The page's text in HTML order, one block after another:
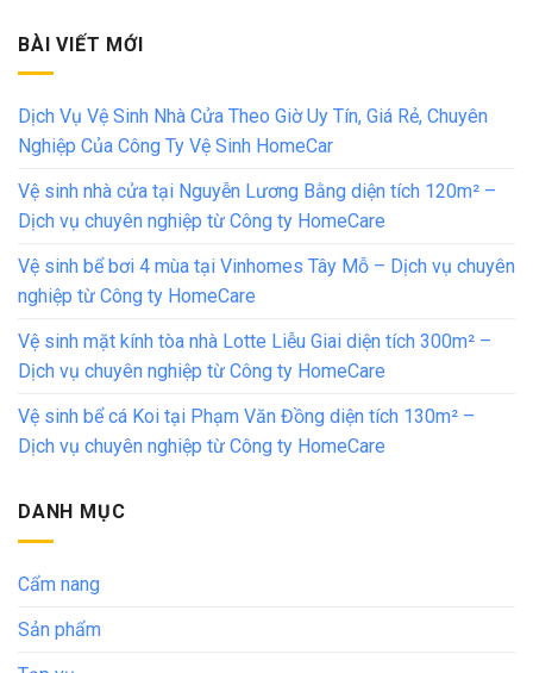
BÀI VIẾT MỚI
Dịch Vụ Vệ Sinh Nhà Cửa Theo Giờ Uy Tín, Giá Rẻ, Chuyên
Nghiệp Của Công Ty Vệ Sinh HomeCar
Vệ sinh nhà cửa tại Nguyễn Lương Bằng diện tích 120m² –
Dịch vụ chuyên nghiệp từ Công ty HomeCare
Vệ sinh bể bơi 4 mùa tại Vinhomes Tây Mỗ – Dịch vụ chuyên
nghiệp từ Công ty HomeCare
Vệ sinh mặt kính tòa nhà Lotte Liễu Giai diện tích 300m² –
Dịch vụ chuyên nghiệp từ Công ty HomeCare
Vệ sinh bể cá Koi tại Phạm Văn Đồng diện tích 130m² –
Dịch vụ chuyên nghiệp từ Công ty HomeCare
DANH MỤC
Cẩm nang
Sản phẩm